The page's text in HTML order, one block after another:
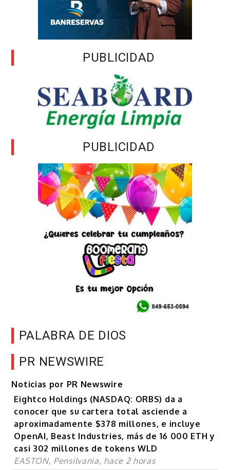
PUBLICIDAD
PUBLICIDAD
PALABRA DE DIOS
PR NEWSWIRE
Noticias por PR Newswire
Eightco Holdings (NASDAQ: ORBS) da a
conocer que su cartera total asciende a
aproximadamente $378 millones, e incluye
OpenAI, Beast Industries, más de 16 000 ETH y
casi 302 millones de tokens WLD
EASTON, Pensilvania, hace 2 horas